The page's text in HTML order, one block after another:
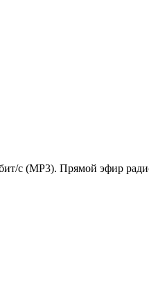
с (MP3). Прямой эфир